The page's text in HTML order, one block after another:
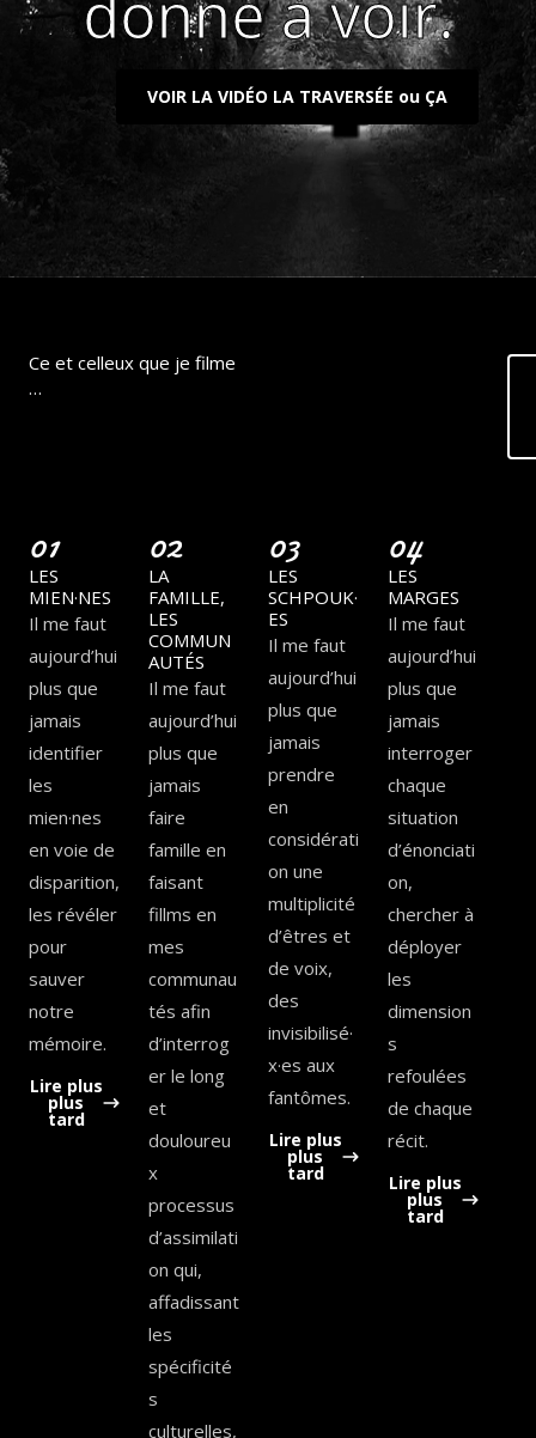
VOIR LA VIDÉO LA TRAVERSÉE ou ÇA
Ce et celleux que je filme
…
01
LES
MIEN·NES
Il me faut
aujourd’hui
plus que
jamais
identifier
les
mien·nes
en voie de
disparition,
les révéler
pour
sauver
notre
mémoire.
Lire plus
plus
tard
02
LA
FAMILLE,
LES
COMMUN
AUTÉS
Il me faut
aujourd’hui
plus que
jamais
faire
famille en
faisant
fillms en
mes
communau
tés afin
d’interrog
er le long
et
douloureu
x
processus
d’assimilati
on qui,
affadissant
les
spécificité
s
culturelles,
03
LES
SCHPOUK·
ES
Il me faut
aujourd’hui
plus que
jamais
prendre
en
considérati
on une
multiplicité
d’êtres et
de voix,
des
invisibilisé·
x·es aux
fantômes.
Lire plus
plus
tard
04
LES
MARGES
Il me faut
aujourd’hui
plus que
jamais
interroger
chaque
situation
d’énonciati
on,
chercher à
déployer
les
dimension
s
refoulées
de chaque
récit.
Lire plus
plus
tard